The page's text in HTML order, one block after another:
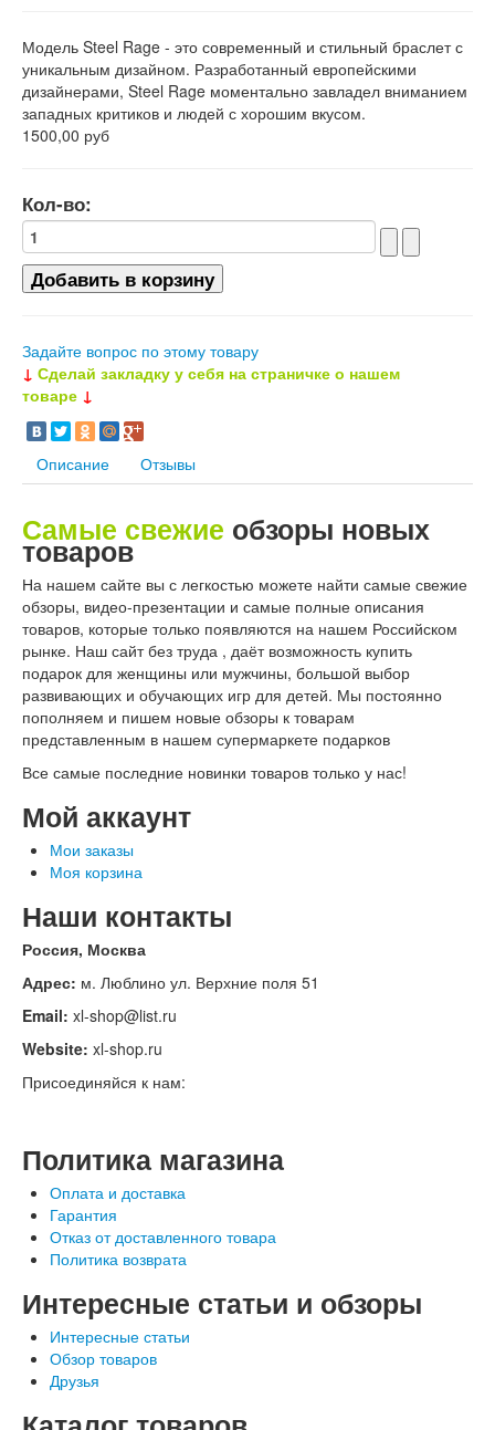
Модель Steel Rage - это современный и стильный браслет с
уникальным дизайном. Разработанный европейскими
дизайнерами, Steel Rage моментально завладел вниманием
западных критиков и людей с хорошим вкусом.
1500,00 руб
Кол-во:
Задайте вопрос по этому товару
↓ Сделай закладку у себя на страничке о нашем
товаре ↓
Описание Отзывы
Самые свежие обзоры новых
товаров
На нашем сайте вы с легкостью можете найти самые свежие
обзоры, видео-презентации и самые полные описания
товаров, которые только появляются на нашем Российском
рынке. Наш сайт без труда , даёт возможность купить
подарок для женщины или мужчины, большой выбор
развивающих и обучающих игр для детей. Мы постоянно
пополняем и пишем новые обзоры к товарам
представленным в нашем супермаркете подарков
Все самые последние новинки товаров только у нас!
Мой аккаунт
Мои заказы
Моя корзина
Наши контакты
Россия, Москва
Адрес: м. Люблино ул. Верхние поля 51
Email: xl-shop@list.ru
Website: xl-shop.ru
Присоединяйся к нам:
Политика магазина
Оплата и доставка
Гарантия
Отказ от доставленного товара
Политика возврата
Интересные статьи и обзоры
Интересные статьи
Обзор товаров
Друзья